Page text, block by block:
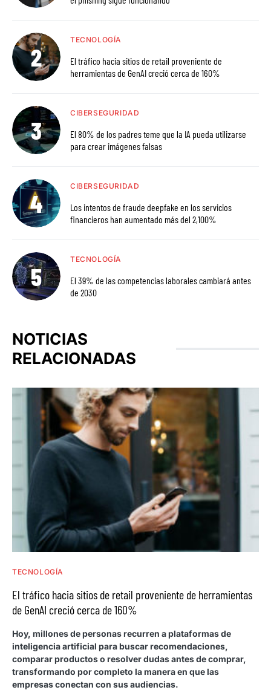
TECNOLOGÍA
El tráfico hacia sitios de retail proveniente de
herramientas de GenAI creció cerca de 160%
CIBERSEGURIDAD
El 80% de los padres teme que la IA pueda utilizarse
para crear imágenes falsas
CIBERSEGURIDAD
Los intentos de fraude deepfake en los servicios
financieros han aumentado más del 2,100%
TECNOLOGÍA
El 39% de las competencias laborales cambiará antes
de 2030
NOTICIAS
RELACIONADAS
TECNOLOGÍA
El tráfico hacia sitios de retail proveniente de herramientas
de GenAI creció cerca de 160%
Hoy, millones de personas recurren a plataformas de
inteligencia artificial para buscar recomendaciones,
comparar productos o resolver dudas antes de comprar,
transformando por completo la manera en que las
empresas conectan con sus audiencias.